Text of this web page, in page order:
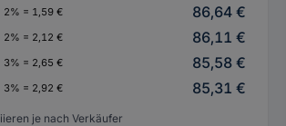
2% = 1,59 €
86,64 €
2% = 2,12 €
86,11 €
3% = 2,65 €
85,58 €
3% = 2,92 € 85,31 €
je nach Verkäufer